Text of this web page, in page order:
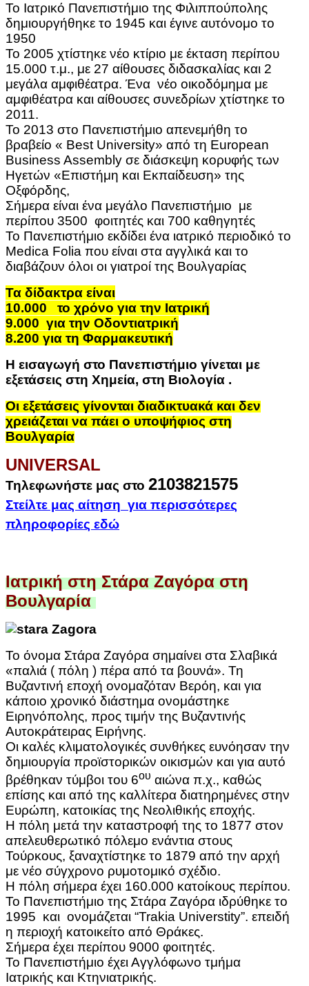
Το Ιατρικό Πανεπιστήμιο της Φιλιππούπολης
δημιουργήθηκε το 1945 και έγινε αυτόνομο το
1950
Το 2005 χτίστηκε νέο κτίριο με έκταση περίπου
15.000 τ.μ., με 27 αίθουσες διδασκαλίας και 2
μεγάλα αμφιθέατρα. Ένα νέο οικοδόμημα με
αμφιθέατρα και αίθουσες συνεδρίων χτίστηκε το
2011.
Το 2013 στο Πανεπιστήμιο απενεμήθη το
βραβείο « Best University» από τη European
Business Assembly σε διάσκεψη κορυφής των
Ηγετών «Επιστήμη και Εκπαίδευση» της
Οξφόρδης,
Σήμερα είναι ένα μεγάλο Πανεπιστήμιο με
περίπου 3500 φοιτητές και 700 καθηγητές
Το Πανεπιστήμιο εκδίδει ένα ιατρικό περιοδικό το
Medica Folia που είναι στα αγγλικά και το
διαβάζουν όλοι οι γιατροί της Βουλγαρίας
Τα δίδακτρα είναι
10.000 το χρόνο για την Ιατρική
9.000 για την Οδοντιατρική
8.200 για τη Φαρμακευτική
Η εισαγωγή στο Πανεπιστήμιο γίνεται με
εξετάσεις στη Χημεία, στη Βιολογία .
Οι εξετάσεις γίνονται διαδικτυακά και δεν
χρειάζεται να πάει ο υποψήφιος στη
Βουλγαρία
UNIVERSAL
Τηλεφωνήστε μας στο 2103821575
Στείλτε μας αίτηση για περισσότερες
πληροφορίες εδώ
Ιατρική στη Στάρα Ζαγόρα στη
Βουλγαρία
Το όνομα Στάρα Ζαγόρα σημαίνει στα Σλαβικά
«παλιά ( πόλη ) πέρα από τα βουνά». Τη
Βυζαντινή εποχή ονομαζόταν Βερόη, και για
κάποιο χρονικό διάστημα ονομάστηκε
Ειρηνόπολης, προς τιμήν της Βυζαντινής
Αυτοκράτειρας Ειρήνης.
Οι καλές κλιματολογικές συνθήκες ευνόησαν την
δημιουργία προϊστορικών οικισμών και για αυτό
βρέθηκαν τύμβοι του 6ου αιώνα π.χ., καθώς
επίσης και από της καλλίτερα διατηρημένες στην
Ευρώπη, κατοικίας της Νεολιθικής εποχής.
Η πόλη μετά την καταστροφή της το 1877 στον
απελευθερωτικό πόλεμο ενάντια στους
Τούρκους, ξαναχτίστηκε το 1879 από την αρχή
με νέο σύγχρονο ρυμοτομικό σχέδιο.
Η πόλη σήμερα έχει 160.000 κατοίκους περίπου.
Το Πανεπιστήμιο της Στάρα Ζαγόρα ιδρύθηκε το
1995 και ονομάζεται “Trakia Universtity”. επειδή
η περιοχή κατοικείτο από Θράκες.
Σήμερα έχει περίπου 9000 φοιτητές.
Το Πανεπιστήμιο έχει Αγγλόφωνο τμήμα
Ιατρικής και Κτηνιατρικής.